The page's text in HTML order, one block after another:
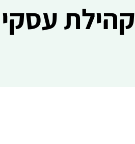
קהילת